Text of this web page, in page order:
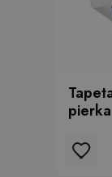
pierka